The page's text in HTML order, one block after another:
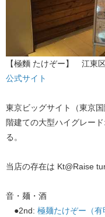
【極麵 たけぞー】 江東
公式サイト
東京ビッグサイト（東京
階建ての大型ハイグレー
る。
当店の存在は Kt@Raise
音・麺・酒
●2nd: 極麺たけぞー（